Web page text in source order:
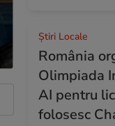
Știri Locale
România
Olimpiada
AI pentru
folosesc